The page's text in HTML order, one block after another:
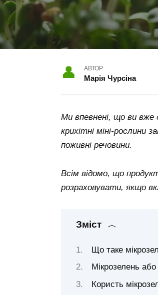
АВТОР
Марія Чурсіна
Ми впевнені, що ви вже
крихітні міні-рослини
поживні речовини.
Всім відомо, що
розраховувати, якщо
Зміст
Що таке
Мікрозелень
Користь